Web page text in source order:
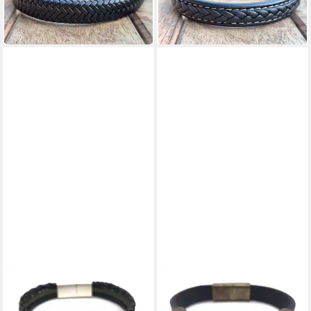
Magnetverschluss
-50%
in 4-5 Werktagen bei dir
Magnetverschluss
-50%
in 4-5 Werktagen bei dir
Lederarmband Elegantes
Leder Armband aus Echtleder
Lederarmband Elegantes
Leder Armband aus Echtleder